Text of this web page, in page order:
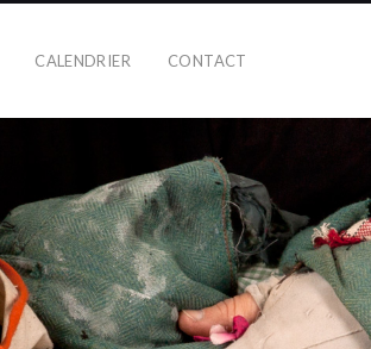
CALENDRIER CONTACT